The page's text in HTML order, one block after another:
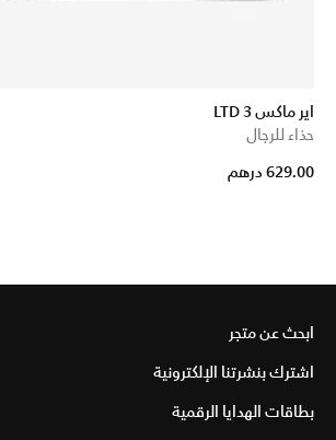
اير ماكس LTD 3
حذاء للرجال
629.00 درهم
ابحث عن متجر
اشترك بنشرتنا الإلكترونية
بطاقات الهدايا الرقمية